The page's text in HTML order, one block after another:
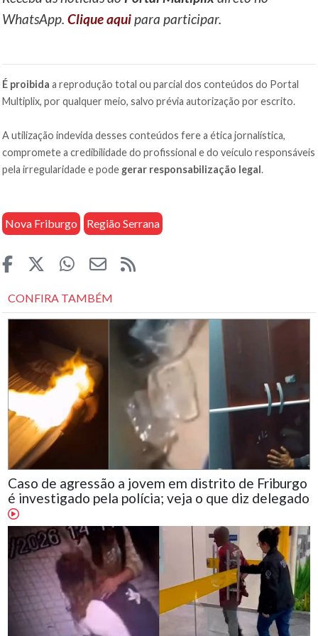
WhatsApp.Clique aquipara participar.
É proibida a reprodução total ou parcial dos conteúdos do Portal
Multiplix, por qualquer meio, salvo prévia autorização por escrito.
A utilização indevida desses conteúdos fere a ética jornalística,
compromete a credibilidade do profissional e do veículo responsáveis
pela irregularidade e pode gerar responsabilização legal.
Nova Friburgo Região Serrana
CONFIRA TAMBÉM
Caso de agressão a jovem em distrito de Friburgo
é investigado pela polícia; veja o que diz delegado